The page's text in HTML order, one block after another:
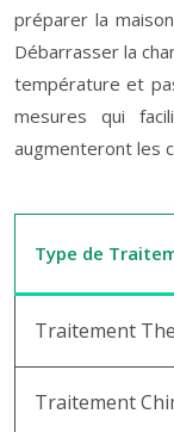
préparer la
Débarrasser la
température et
mesures qui
augmenteront les
Type de
Traitement
Traitement